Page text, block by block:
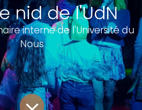
nid de l'UdN
interne de l'Université du
Nous